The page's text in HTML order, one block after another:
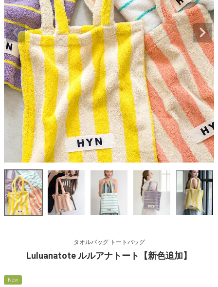
タオルバッグ トートバッグ
Luluanatote ルルアナトート【新色追加】
New